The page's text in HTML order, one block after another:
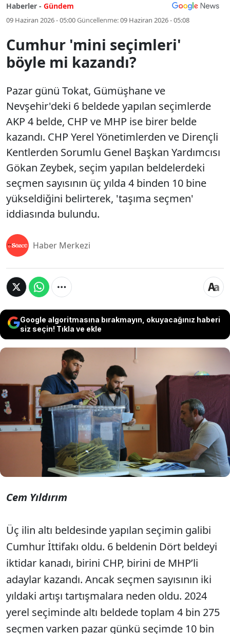
Haberler - Gündem
09 Haziran 2026 - 05:00Güncellenme:09 Haziran 2026 - 05:08
Cumhur 'mini seçimleri'
böyle mi kazandı?
Pazar günü Tokat, Gümüşhane ve
Nevşehir'deki 6 beldede yapılan seçimlerde
AKP 4 belde, CHP ve MHP ise birer belde
kazandı. CHP Yerel Yönetimlerden ve Dirençli
Kentlerden Sorumlu Genel Başkan Yardımcısı
Gökan Zeybek, seçim yapılan beldelerdeki
seçmen sayısının üç yılda 4 binden 10 bine
yükseldiğini belirterek, 'taşıma seçmen'
iddiasında bulundu.
Haber Merkezi
Google algoritmasına bırakmayın, okuyacağınız haberi
siz seçin! Tıkla ve ekle
Pazar günü Tokat, Gümüşhane ve Nevşehir'deki 6
beldede yapılan seçimlerde AKP 4 belde, CHP ve
MHP ise birer belde kazandı. CHP Yerel
Yönetimlerden ve Dirençli Kentlerden Sorumlu
Genel Başkan Yardımcısı Gökan Zeybek, seçim
yapılan beldelerdeki seçmen sayısının üç yılda 4
binden 10 bine yükseldiğini belirterek, 'taşıma
seçmen' iddiasında bulundu.
Cem Yıldırım
Üç ilin altı beldesinde yapılan seçimin galibi
Cumhur İttifakı oldu. 6 beldenin Dört beldeyi
iktidar kanadı, birini CHP, birini de MHP’li
adaylar kazandı. Ancak seçmen sayısının iki
yıldaki artışı tartışmalara neden oldu. 2024
yerel seçiminde altı beldede toplam 4 bin 275
seçmen varken pazar günkü seçimde 10 bin